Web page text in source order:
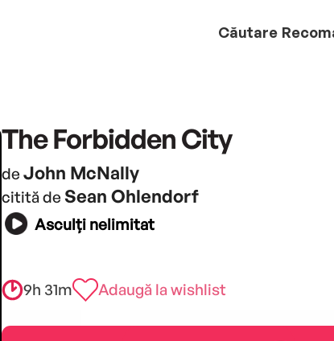
Căutare
The Forbidden City
de John McNally
citită de Sean Ohlendorf
Asculți nelimitat
9h 31m Adaugă la wishlist